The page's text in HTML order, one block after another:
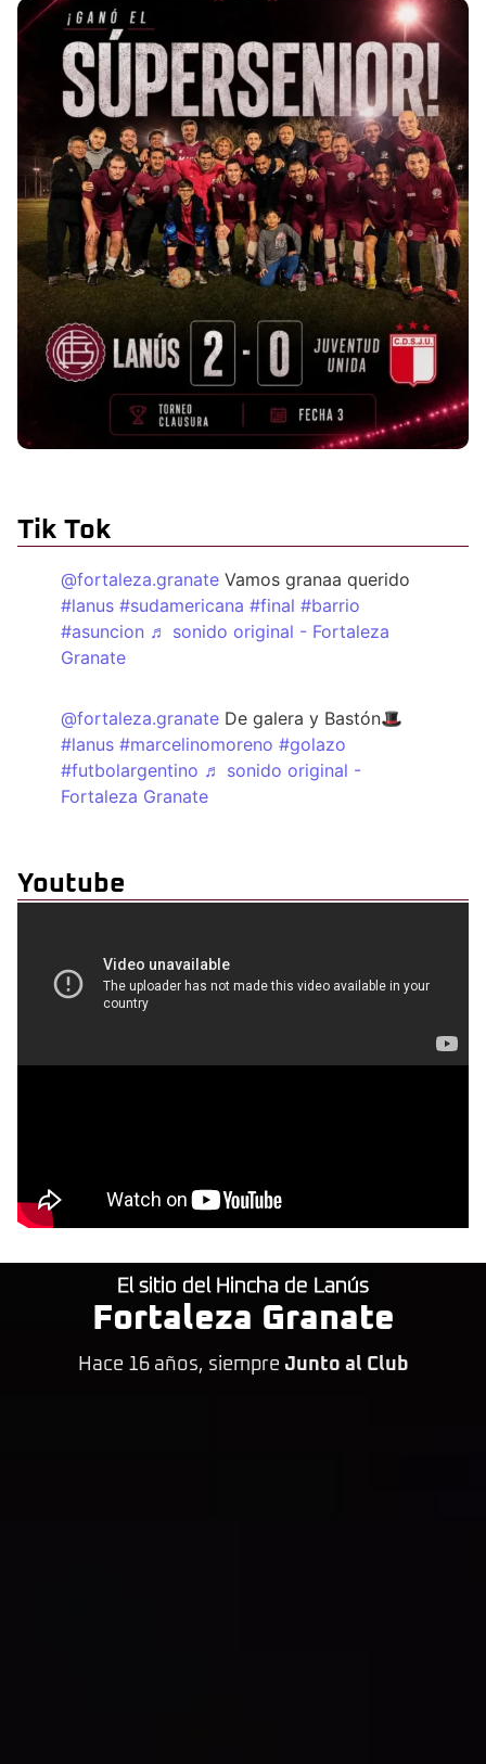
Tik Tok
@fortaleza.granate Vamos granaa querido
#lanus #sudamericana #final #barrio
#asuncion ♬ sonido original - Fortaleza
Granate
@fortaleza.granate De galera y Bastón🎩
#lanus #marcelinomoreno #golazo
#futbolargentino ♬ sonido original -
Fortaleza Granate
Youtube
El sitio del Hincha de Lanús
Fortaleza Granate
Hace 16 años, siempre Junto al Club